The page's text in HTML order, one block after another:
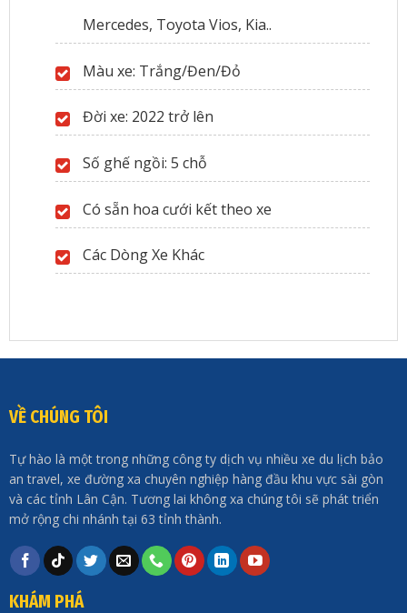
Mercedes, Toyota Vios, Kia..
Màu xe: Trắng/Đen/Đỏ
Đời xe: 2022 trở lên
Số ghế ngồi: 5 chỗ
Có sẵn hoa cưới kết theo xe
Các Dòng Xe Khác
VỀ CHÚNG TÔI
Tự hào là một trong những công ty dịch vụ nhiều xe du lịch bảo
an travel, xe đường xa chuyên nghiệp hàng đầu khu vực sài gòn
và các tỉnh Lân Cận. Tương lai không xa chúng tôi sẽ phát triển
mở rộng chi nhánh tại 63 tỉnh thành.
KHÁM PHÁ